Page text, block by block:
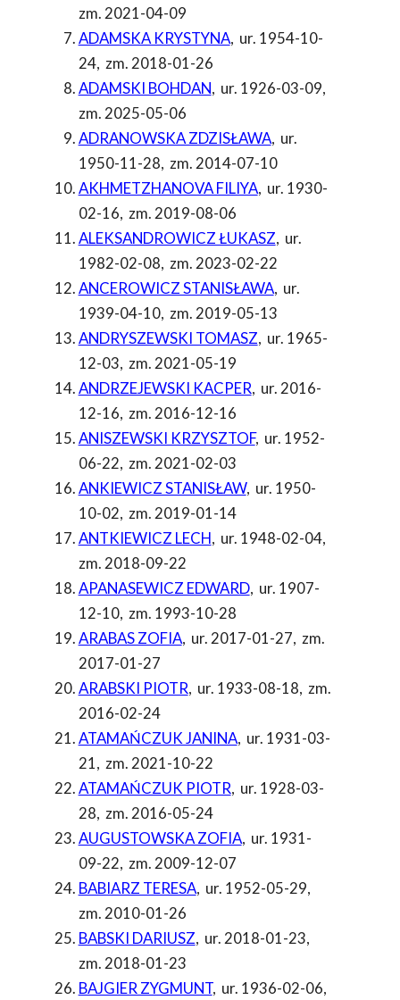
zm. 2021-04-09
ADAMSKA KRYSTYNA, ur. 1954-10-
24, zm. 2018-01-26
ADAMSKI BOHDAN, ur. 1926-03-09,
zm. 2025-05-06
ADRANOWSKA ZDZISŁAWA, ur.
1950-11-28, zm. 2014-07-10
AKHMETZHANOVA FILIYA, ur. 1930-
02-16, zm. 2019-08-06
ALEKSANDROWICZ ŁUKASZ, ur.
1982-02-08, zm. 2023-02-22
ANCEROWICZ STANISŁAWA, ur.
1939-04-10, zm. 2019-05-13
ANDRYSZEWSKI TOMASZ, ur. 1965-
12-03, zm. 2021-05-19
ANDRZEJEWSKI KACPER, ur. 2016-
12-16, zm. 2016-12-16
ANISZEWSKI KRZYSZTOF, ur. 1952-
06-22, zm. 2021-02-03
ANKIEWICZ STANISŁAW, ur. 1950-
10-02, zm. 2019-01-14
ANTKIEWICZ LECH, ur. 1948-02-04,
zm. 2018-09-22
APANASEWICZ EDWARD, ur. 1907-
12-10, zm. 1993-10-28
ARABAS ZOFIA, ur. 2017-01-27, zm.
2017-01-27
ARABSKI PIOTR, ur. 1933-08-18, zm.
2016-02-24
ATAMAŃCZUK JANINA, ur. 1931-03-
21, zm. 2021-10-22
ATAMAŃCZUK PIOTR, ur. 1928-03-
28, zm. 2016-05-24
AUGUSTOWSKA ZOFIA, ur. 1931-
09-22, zm. 2009-12-07
BABIARZ TERESA, ur. 1952-05-29,
zm. 2010-01-26
BABSKI DARIUSZ, ur. 2018-01-23,
zm. 2018-01-23
BAJGIER ZYGMUNT, ur. 1936-02-06,